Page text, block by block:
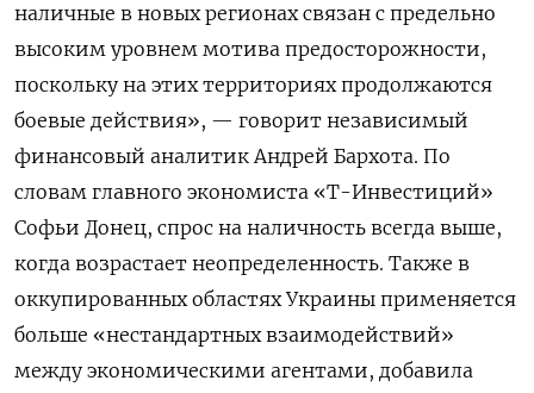
наличные в новых регионах связан с предельно
высоким уровнем мотива предосторожности,
поскольку на этих территориях продолжаются
боевые действия», — говорит независимый
финансовый аналитик Андрей Бархота. По
словам главного экономиста «Т-Инвестиций»
Софьи Донец, спрос на наличность всегда выше,
когда возрастает неопределенность. Также в
оккупированных областях Украины применяется
больше «нестандартных взаимодействий»
между экономическими агентами, добавила